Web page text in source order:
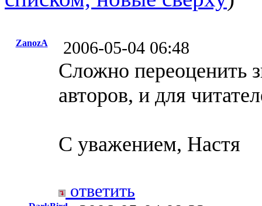
ZanozA 2006-05-04 06:48
Сложно переоценить
авторов, и для
С уважением, Настя
ответить